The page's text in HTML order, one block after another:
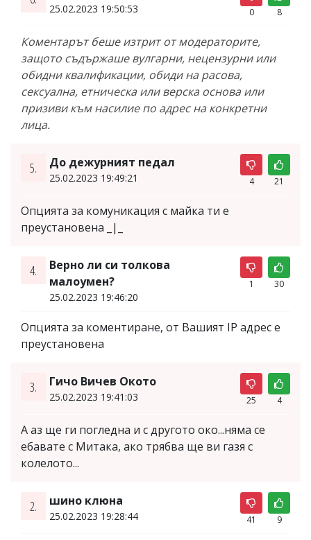
25.02.2023 19:50:53 0 8
Коментарът беше изтрит от модераторите,
защото съдържаше вулгарни, нецензурни или
обидни квалификации, обиди на расова,
сексуална, етническа или верска основа или
призиви към насилие по адрес на конкретни
лица.
5. До дежурният педал
25.02.2023 19:49:21 4 21
Опцията за комуникация с майка ти е
преустановена _|_
4.
Верно ли си толкова
малоумен?
25.02.2023 19:46:20
1 30
Опцията за коментиране, от Вашият IP адрес е
преустановена
3. Гичо Вичев Окото
25.02.2023 19:41:03 25 4
А аз ще ги погледна и с другото око...няма се
ебавате с Митака, ако трябва ще ви газя с
колелото...
2. шино клюна
25.02.2023 19:28:44 41 9